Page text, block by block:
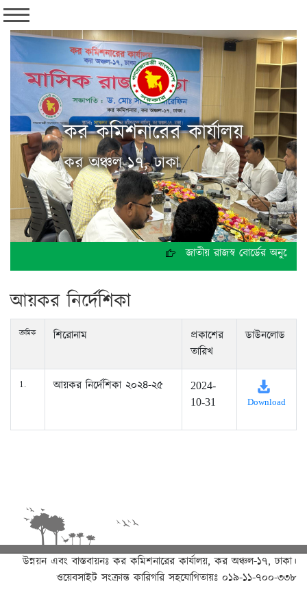
কর কমিশনারের কার্যালয়
কর অঞ্চল-১৭, ঢাকা
জাতীয় রাজস্ব বোর্ডের
আয়কর নির্দেশিকা
ক্রমিক শিরোনাম
প্রকাশের
তারিখ
ডাউনলোড
1. আয়কর নির্দেশিকা ২০২৪-২৫
2024-
10-31
Download
উন্নয়ন এবং বাস্তবায়নঃ কর কমিশনারের কার্যালয়, কর অঞ্চল-১৭, ঢাকা।
ওয়েবসাইট সংক্রান্ত কারিগরি সহযোগিতায়ঃ ০১৯-১১-৭০০-৩৩৮